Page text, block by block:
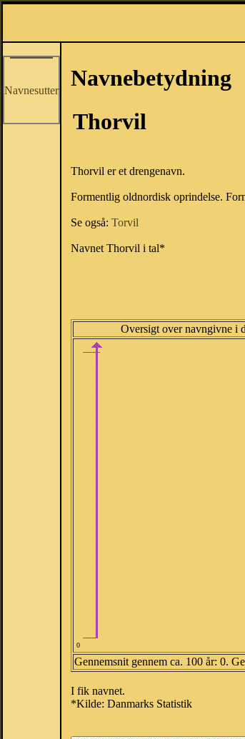
Navnesutter
Navnebetydning
Thorvil
Thorvil er et drengenavn.
Formentlig oldnordisk oprindelse.
Se også: Torvil
Navnet Thorvil i tal*
Oversigt over navngivne i
0
Gennemsnit gennem ca. 100 år: 0.
I fik navnet.
*Kilde: Danmarks Statistik